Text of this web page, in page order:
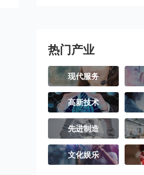
丰都县
忠县 开州区
奉节县 巫山县
石柱土家族自
治县
秀山土家族苗
族自治县
彭水苗族土家
族自治县
江津区
永川区 南川区
热门产业
现代服务
高新技术
先进制造
文化娱乐